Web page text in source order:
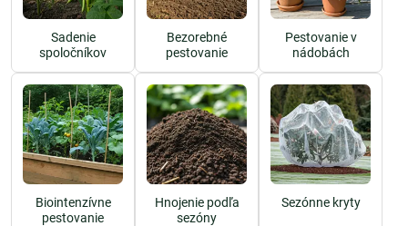
Sadenie
spoločníkov
Bezorebné
pestovanie
Pestovanie v
nádobách
Biointenzívne
pestovanie
Hnojenie podľa
sezóny
Sezónne kryty